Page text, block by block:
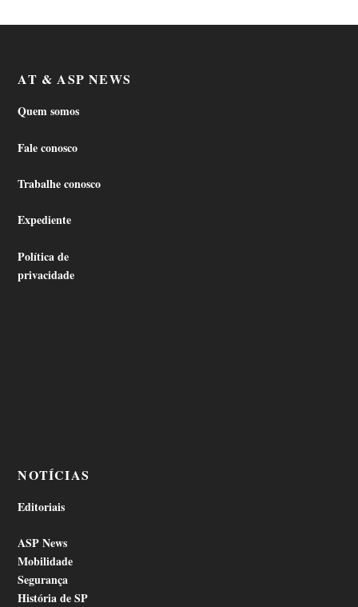
AT & ASP NEWS
Quem somos
Fale conosco
Trabalhe conosco
Expediente
Política de
privacidade
NOTÍCIAS
Editoriais
ASP News
Mobilidade
Segurança
História de SP